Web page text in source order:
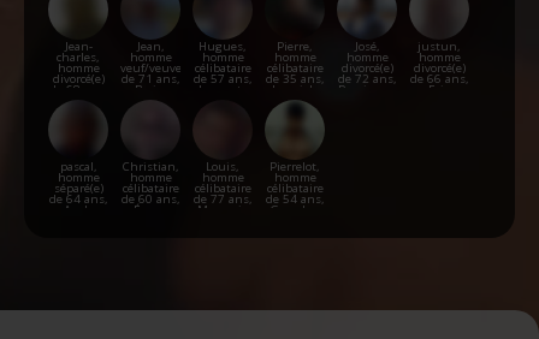
Jean-
charles,
homme
divorcé(e)
de 68 ans,
Toulouse
Jean,
homme
veuf/veuve
de 71 ans,
Barjac
Hugues,
homme
célibataire
de 57 ans,
Lauzerte
Pierre,
homme
célibataire
de 35 ans,
Laguiole
José,
homme
divorcé(e)
de 72 ans,
Perpignan
justun,
homme
divorcé(e)
de 66 ans,
Foix
pascal,
homme
séparé(e)
de 64 ans,
Auch
Christian,
homme
célibataire
de 60 ans,
Éauze
Louis,
homme
célibataire
de 77 ans,
Mauguio
Pierrelot,
homme
célibataire
de 54 ans,
Gourdon